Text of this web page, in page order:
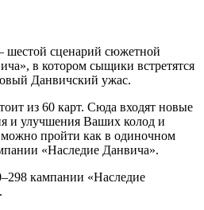
шестой сценарий сюжетной
в котором сыщики встретятся
Данвичский ужас.
из 60 карт. Сюда входят новые
и улучшения Ваших колод и
пройти как в одиночном
«Наследие Данвича».
кампании «Наследие